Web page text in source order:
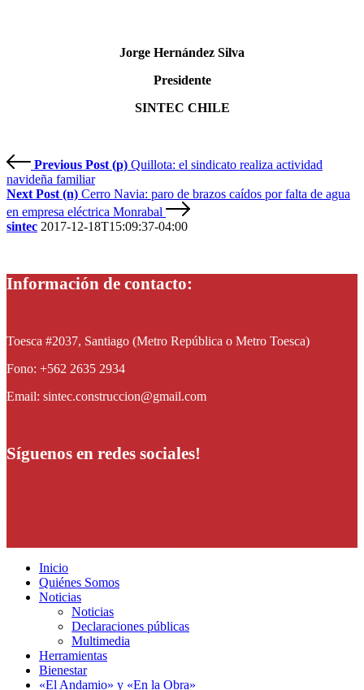
Jorge Hernández Silva
Presidente
SINTEC CHILE
Previous Post (p) Quillota: el sindicato realiza actividad
navideña familiar
Next Post (n) Cerro Navia: paro de brazos caídos por falta de agua
en empresa eléctrica Monrabal
sintec 2017-12-18T15:09:37-04:00
Información de contacto:
Toesca #2037, Santiago (Metro República o Metro Toesca)
Fono: +562 2635 2934
Email: sintec.construccion@gmail.com
Síguenos en redes sociales!
Inicio
Quiénes Somos
Noticias
Noticias
Declaraciones públicas
Multimedia
Herramientas
Bienestar
«El Andamio» y «En la Obra»